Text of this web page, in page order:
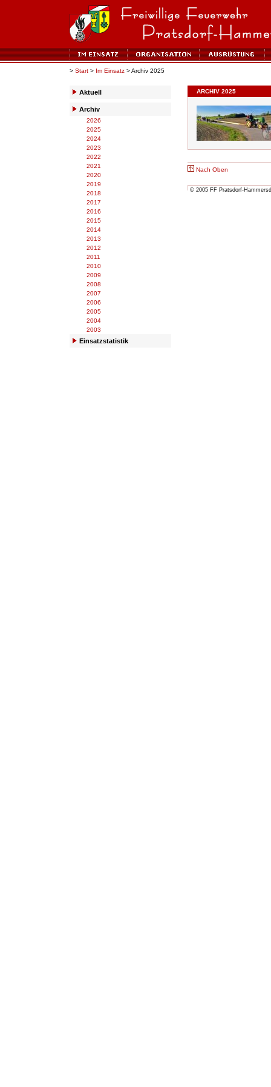
> Start > Im Einsatz > Archiv 2025
Aktuell
Archiv
2026
2025
2024
2023
2022
2021
2020
2019
2018
2017
2016
2015
2014
2013
2012
2011
2010
2009
2008
2007
2006
2005
2004
2003
Einsatzstatistik
ARCHIV 2025
Nach Oben
© 2005 FF Pratsdorf-